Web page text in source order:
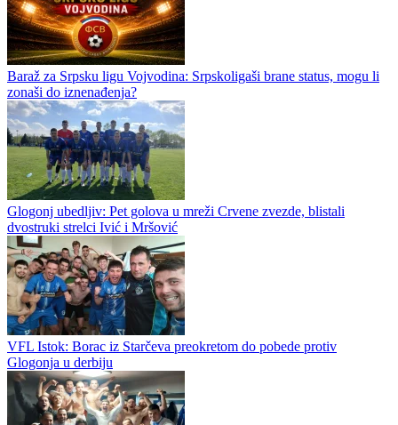
Baraž za Srpsku ligu Vojvodina: Srpskoligaši brane status, mogu li
zonaši do iznenađenja?
Glogonj ubedljiv: Pet golova u mreži Crvene zvezde, blistali
dvostruki strelci Ivić i Mršović
VFL Istok: Borac iz Starčeva preokretom do pobede protiv
Glogonja u derbiju